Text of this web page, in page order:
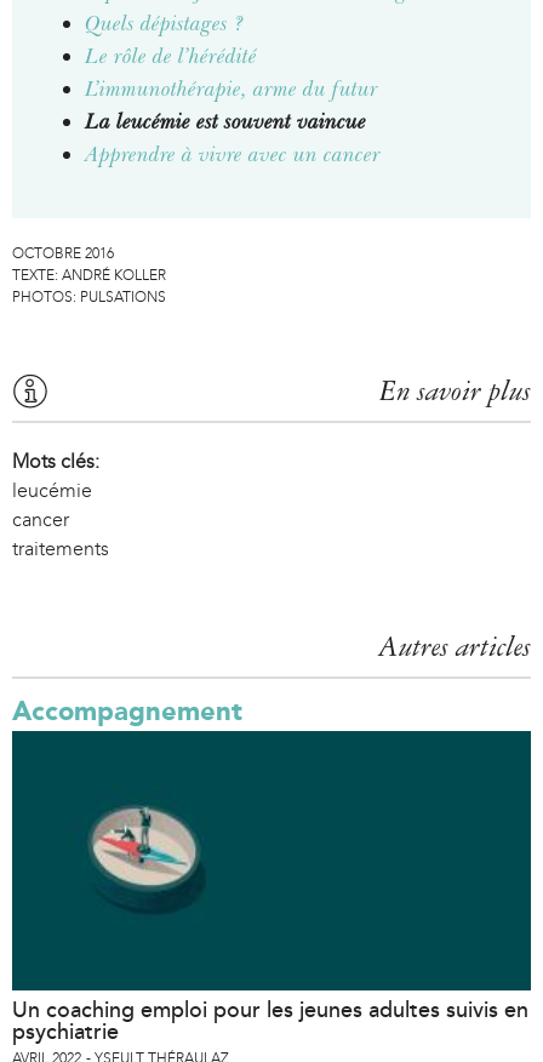
Quels dépistages ?
Le rôle de l’hérédité
L’immunothérapie, arme du futur
La leucémie est souvent vaincue
Apprendre à vivre avec un cancer
OCTOBRE 2016
TEXTE: ANDRÉ KOLLER
PHOTOS: PULSATIONS
En savoir plus
Mots clés:
leucémie
cancer
traitements
Autres articles
Accompagnement
Un coaching emploi pour les jeunes adultes suivis en
psychiatrie
AVRIL 2022 YSEULT THÉRAULAZ